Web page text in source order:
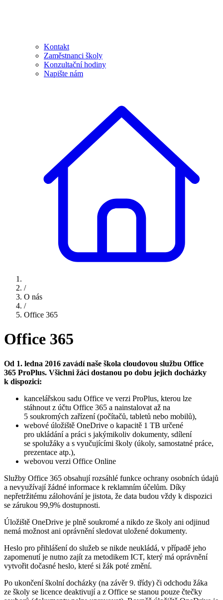
Kontakt
Zaměstnanci školy
Konzultační hodiny
Napište nám
/
O nás
/
Office 365
Office 365
Od 1. ledna 2016 zavádí naše škola cloudovou službu Office
365 ProPlus. Všichni žáci dostanou po dobu jejich docházky
k dispozici:
kancelářskou sadu Office ve verzi ProPlus, kterou lze
stáhnout z účtu Office 365 a nainstalovat až na
5 soukromých zařízení (počítačů, tabletů nebo mobilů),
webové úložiště OneDrive o kapacitě 1 TB určené
pro ukládání a práci s jakýmikoliv dokumenty, sdílení
se spolužáky a s vyučujícími školy (úkoly, samostatné práce,
prezentace atp.),
webovou verzi Office Online
Služby Office 365 obsahují rozsáhlé funkce ochrany osobních údajů
a nevyužívají žádné informace k reklamním účelům. Díky
nepřetržitému zálohování je jistota, že data budou vždy k dispozici
se zárukou 99,9% dostupnosti.
Úložiště OneDrive je plně soukromé a nikdo ze školy ani odjinud
nemá možnost ani oprávnění sledovat uložené dokumenty.
Heslo pro přihlášení do služeb se nikde neukládá, v případě jeho
zapomenutí je nutno zajít za metodikem ICT, který má oprávnění
vytvořit dočasné heslo, které si žák poté změní.
Po ukončení školní docházky (na závěr 9. třídy) či odchodu žáka
ze školy se licence deaktivují a z Office se stanou pouze čtečky